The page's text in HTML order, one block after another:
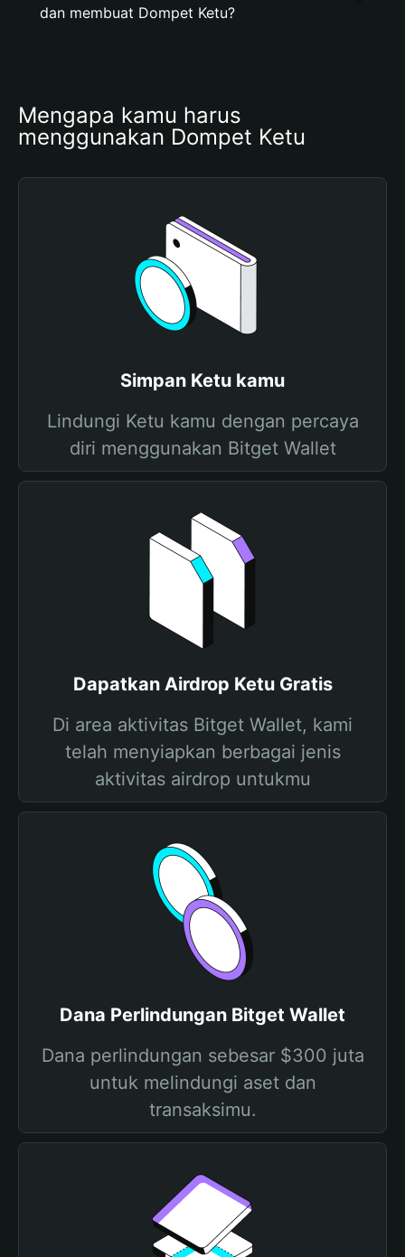
dan membuat Dompet Ketu?
Mengapa kamu harus
menggunakan Dompet Ketu
Simpan Ketu kamu
Lindungi Ketu kamu dengan percaya
diri menggunakan Bitget Wallet
Dapatkan Airdrop Ketu Gratis
Di area aktivitas Bitget Wallet, kami
telah menyiapkan berbagai jenis
aktivitas airdrop untukmu
Dana Perlindungan Bitget Wallet
Dana perlindungan sebesar $300 juta
untuk melindungi aset dan
transaksimu.